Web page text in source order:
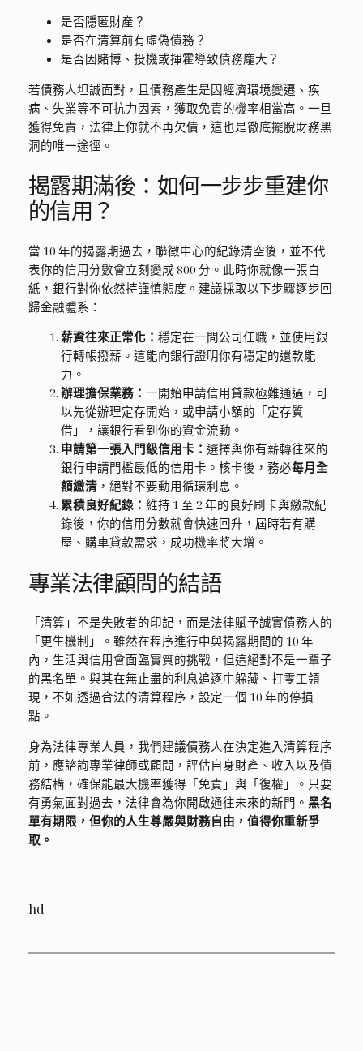
是否隱匿財產？
是否在清算前有虛偽債務？
是否因賭博、投機或揮霍導致債務龐大？
若債務人坦誠面對，且債務產生是因經濟環境變遷、疾
病、失業等不可抗力因素，獲取免責的機率相當高。一旦
獲得免責，法律上你就不再欠債，這也是徹底擺脫財務黑
洞的唯一途徑。
揭露期滿後：如何一步步重建你
的信用？
當 10 年的揭露期過去，聯徵中心的紀錄清空後，並不代
表你的信用分數會立刻變成 800 分。此時你就像一張白
紙，銀行對你依然持謹慎態度。建議採取以下步驟逐步回
歸金融體系：
薪資往來正常化： 穩定在一間公司任職，並使用銀
行轉帳撥薪。這能向銀行證明你有穩定的還款能
力。
辦理擔保業務： 一開始申請信用貸款極難通過，可
以先從辦理定存開始，或申請小額的「定存質
借」，讓銀行看到你的資金流動。
申請第一張入門級信用卡： 選擇與你有薪轉往來的
銀行申請門檻最低的信用卡。核卡後，務必每月全
額繳清，絕對不要動用循環利息。
累積良好紀錄： 維持 1 至 2 年的良好刷卡與繳款紀
錄後，你的信用分數就會快速回升，屆時若有購
屋、購車貸款需求，成功機率將大增。
專業法律顧問的結語
「清算」不是失敗者的印記，而是法律賦予誠實債務人的
「更生機制」。雖然在程序進行中與揭露期間的 10 年
內，生活與信用會面臨實質的挑戰，但這絕對不是一輩子
的黑名單。與其在無止盡的利息追逐中躲藏、打零工領
現，不如透過合法的清算程序，設定一個 10 年的停損
點。
身為法律專業人員，我們建議債務人在決定進入清算程序
前，應諮詢專業律師或顧問，評估自身財產、收入以及債
務結構，確保能最大機率獲得「免責」與「復權」。只要
有勇氣面對過去，法律會為你開啟通往未來的新門。 黑名
單有期限，但你的人生尊嚴與財務自由，值得你重新爭
取。
hd